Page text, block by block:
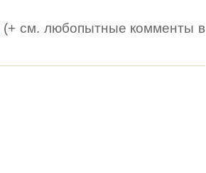
(+ см. любопытные комменты в